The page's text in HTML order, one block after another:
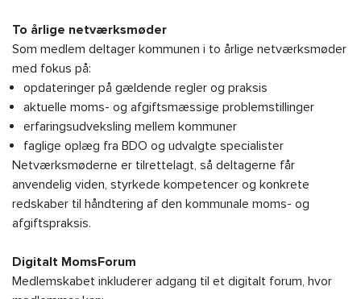
To årlige netværksmøder
Som medlem deltager kommunen i to årlige netværksmøder
med fokus på:
opdateringer på gældende regler og praksis
aktuelle moms- og afgiftsmæssige problemstillinger
erfaringsudveksling mellem kommuner
faglige oplæg fra BDO og udvalgte specialister
Netværksmøderne er tilrettelagt, så deltagerne får
anvendelig viden, styrkede kompetencer og konkrete
redskaber til håndtering af den kommunale moms- og
afgiftspraksis.
Digitalt MomsForum
Medlemskabet inkluderer adgang til et digitalt forum, hvor